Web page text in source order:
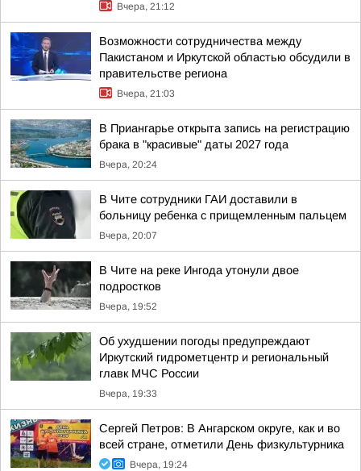
Вчера, 21:12
Возможности сотрудничества между
Пакистаном и Иркутской областью обсудили в
правительстве региона
Вчера, 21:03
В Приангарье открыта запись на регистрацию
брака в "красивые" даты 2027 года
Вчера, 20:24
В Чите сотрудники ГАИ доставили в
больницу ребенка с прищемленным пальцем
Вчера, 20:07
В Чите на реке Ингода утонули двое
подростков
Вчера, 19:52
Об ухудшении погоды предупреждают
Иркутский гидрометцентр и региональный
главк МЧС России
Вчера, 19:33
Сергей Петров: В Ангарском округе, как и во
всей стране, отметили День физкультурника
Вчера, 19:24